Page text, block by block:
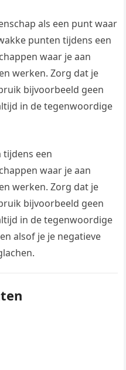
als een punt waar
punten tijdens een
waar je aan
werken. Zorg dat je
bijvoorbeeld geen
in de tegenwoordige
tijdens een
waar je aan
werken. Zorg dat je
bijvoorbeeld geen
in de tegenwoordige
alsof je je negatieve